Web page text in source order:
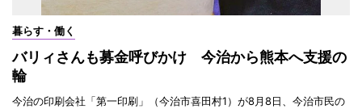
暮らす・働く
バリィさんも募金呼びかけ 今治から熊本へ支援の
輪
今治の印刷会社「第一印刷」（今治市喜田村1）が8月8日、今治市民の